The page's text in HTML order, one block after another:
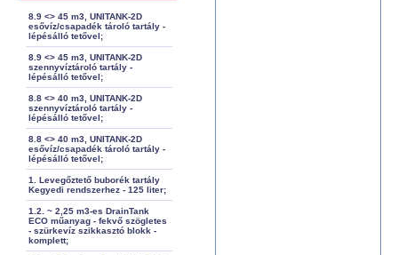
8.9 <> 45 m3, UNITANK-2D
esővíz/csapadék tároló tartály -
lépésálló tetővel;
8.9 <> 45 m3, UNITANK-2D
szennyvíztároló tartály -
lépésálló tetővel;
8.8 <> 40 m3, UNITANK-2D
szennyvíztároló tartály -
lépésálló tetővel;
8.8 <> 40 m3, UNITANK-2D
esővíz/csapadék tároló tartály -
lépésálló tetővel;
1. Levegőztető buborék tartály
Kegyedi rendszerhez - 125 liter;
1.2. ~ 2,25 m3-es DrainTank
ECO műanyag - fekvő szögletes
- szürkevíz szikkasztó blokk -
komplett;